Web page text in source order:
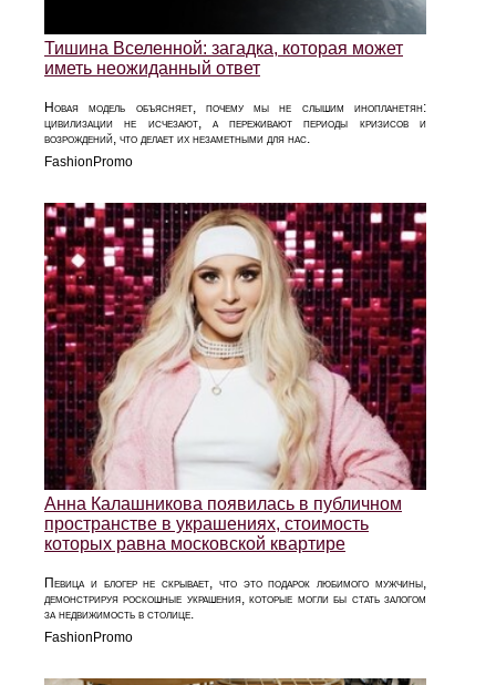
Тишина Вселенной: загадка, которая может
иметь неожиданный ответ
Новая модель объясняет, почему мы не слышим инопланетян:
цивилизации не исчезают, а переживают периоды кризисов и
возрождений, что делает их незаметными для нас.
FashionPromo
Анна Калашникова появилась в публичном
пространстве в украшениях, стоимость
которых равна московской квартире
Певица и блогер не скрывает, что это подарок любимого мужчины,
демонстрируя роскошные украшения, которые могли бы стать залогом
за недвижимость в столице.
FashionPromo